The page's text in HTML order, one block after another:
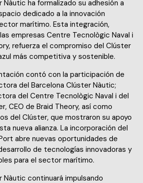
Nàutic ha formalizado su adhesión a
dedicado a la innovación
marítimo. Esta integración,
empresas Centre Tecnològic Naval i
refuerza el compromiso del Clúster
más competitiva y sostenible.
contó con la participación de
del Barcelona Clúster Nàutic;
del Centre Tecnològic Naval i del
CEO de Braid Theory, así como
del Clúster, que mostraron su apoyo
nueva alianza. La incorporación del
abre nuevas oportunidades de
de tecnologías innovadoras y
para el sector marítimo.
Nàutic continuará impulsando